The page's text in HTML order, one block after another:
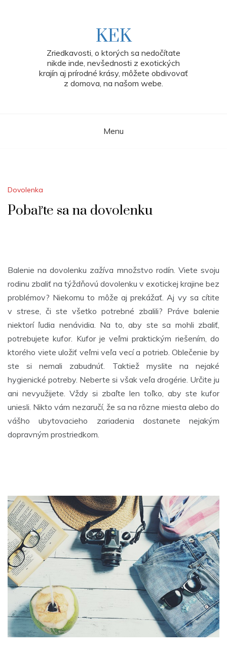
KEK
Zriedkavosti, o ktorých sa nedočítate
nikde inde, nevšednosti z exotických
krajín aj prírodné krásy, môžete obdivovať
z domova, na našom webe.
Menu
Dovolenka
Pobaľte sa na dovolenku
Balenie na dovolenku zažíva množstvo rodín. Viete svoju
rodinu zbaliť na týždňovú dovolenku v exotickej krajine bez
problémov? Niekomu to môže aj prekážať. Aj vy sa cítite
v strese, či ste všetko potrebné zbalili? Práve balenie
niektorí ľudia nenávidia. Na to, aby ste sa mohli zbaliť,
potrebujete kufor. Kufor je veľmi praktickým riešením, do
ktorého viete uložiť veľmi veľa vecí a potrieb. Oblečenie by
ste si nemali zabudnúť. Taktiež myslite na nejaké
hygienické potreby. Neberte si však veľa drogérie. Určite ju
ani nevyužijete. Vždy si zbaľte len toľko, aby ste kufor
uniesli. Nikto vám nezaručí, že sa na rôzne miesta alebo do
vášho ubytovacieho zariadenia dostanete nejakým
dopravným prostriedkom.